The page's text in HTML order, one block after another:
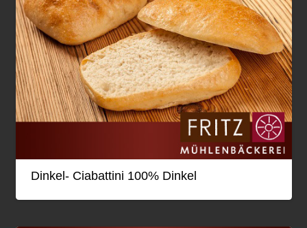
Dinkel- Ciabattini 100% Dinkel